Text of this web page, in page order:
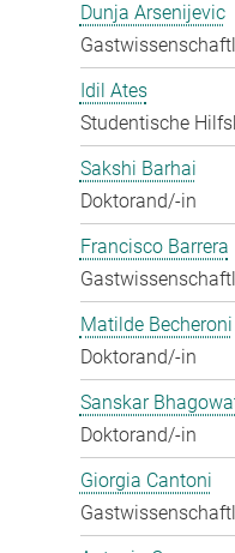
Dunja Arsenijevic
Idil Ates
Studentische
Sakshi Barhai
Doktorand/-in
Francisco Barrera
Matilde Becheroni
Doktorand/-in
Sanskar
Doktorand/-in
Giorgia Cantoni